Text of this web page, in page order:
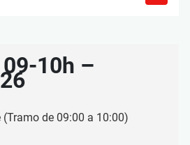
09-10h –
(Tramo de 09:00 a 10:00)